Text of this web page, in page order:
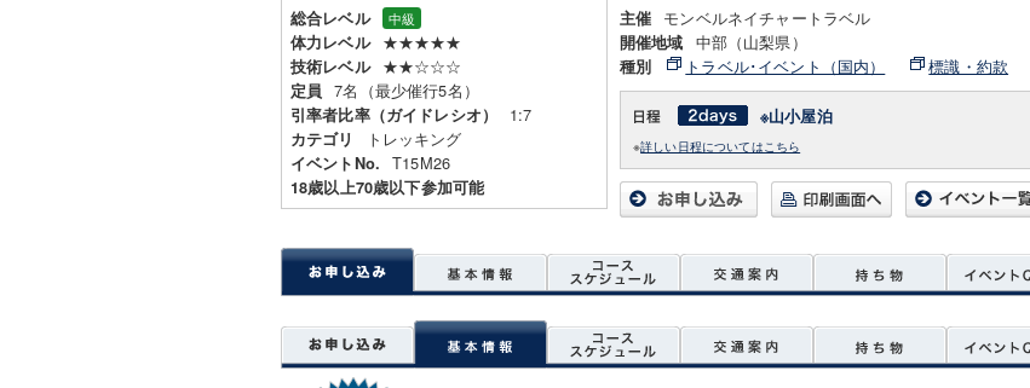
総合レベル 中級
体力レベル ★★★★★
技術レベル ★★☆☆☆
定員 7名（最少催行5名）
引率者比率（ガイドレシオ） 1:7
カテゴリ トレッキング
イベントNo. T15M26
18歳以上70歳以下参加可能
主催 モンベルネイチャートラベル
開催地域 中部（山梨県）
種別 トラベル･イベント（国内） 標識・約款
※山小屋泊
※詳しい日程についてはこちら